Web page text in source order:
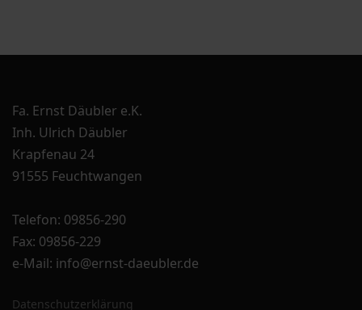
Fa. Ernst Däubler e.K.
Inh. Ulrich Däubler
Krapfenau 24
91555 Feuchtwangen
Telefon: 09856-290
Fax: 09856-229
e-Mail: info@ernst-daeubler.de
Datenschutzerklärung